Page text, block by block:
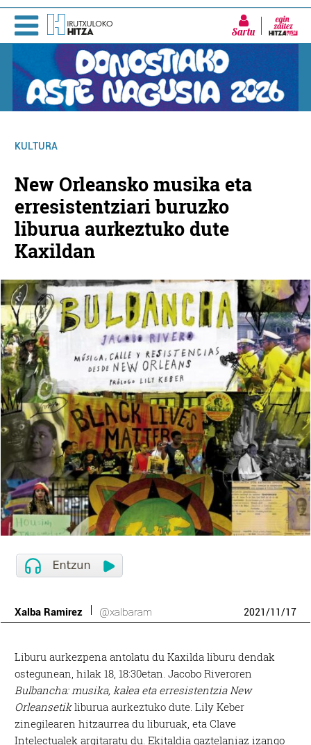
Sartu
KULTURA
New Orleansko musika eta
erresistentziari buruzko
liburua aurkeztuko dute
Kaxildan
Xalba Ramirez @xalbaram 2021/11/17
Liburu aurkezpena antolatu du Kaxilda liburu dendak
ostegunean, hilak 18, 18:30etan. Jacobo Riveroren
Bulbancha: musika, kalea eta erresistentzia New
Orleansetikliburua aurkeztuko dute. Lily Keber
zinegilearen hitzaurrea du liburuak, eta Clave
Intelectualek argitaratu du. Ekitaldia gaztelaniaz izango